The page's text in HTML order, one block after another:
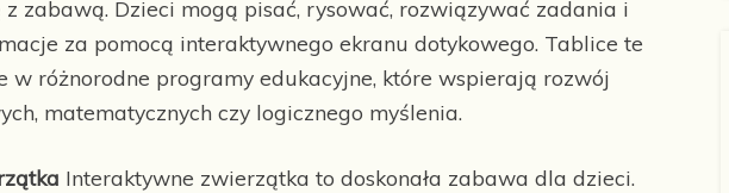
zabawą. Dzieci mogą pisać, rysować, rozwiązywać zadania i
za pomocą interaktywnego ekranu dotykowego. Tablice te
w różnorodne programy edukacyjne, które wspierają rozwój
matematycznych czy logicznego myślenia.
Interaktywne zwierzątka to doskonała zabawa dla dzieci.